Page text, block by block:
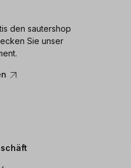
den sautershop
Sie unser